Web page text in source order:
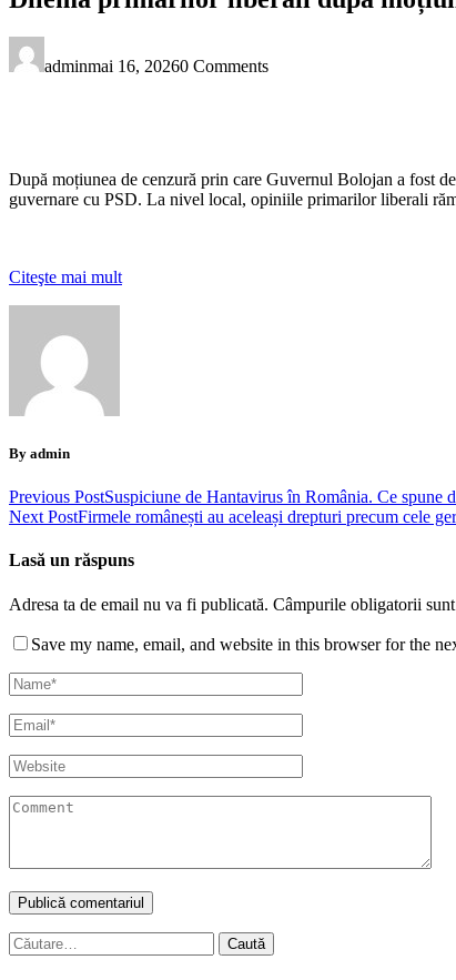
adminmai 16, 20260 Comments
După moțiunea de cenzură prin care Guvernul Bolojan a fost
guvernare cu PSD. La nivel local, opiniile primarilor liberali
Citeşte mai mult
By admin
Previous PostSuspiciune de Hantavirus în România. Ce spune
Next PostFirmele românești au aceleași drepturi precum cele
Lasă un răspuns
Adresa ta de email nu va fi publicată. Câmpurile obligatorii sunt
Save my name, email, and website in this browser for the
Caută
după: